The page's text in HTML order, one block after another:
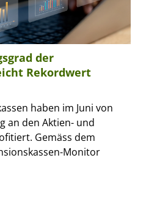
der
Rekordwert
haben im Juni von
an den Aktien- und
Gemäss dem
Monitor